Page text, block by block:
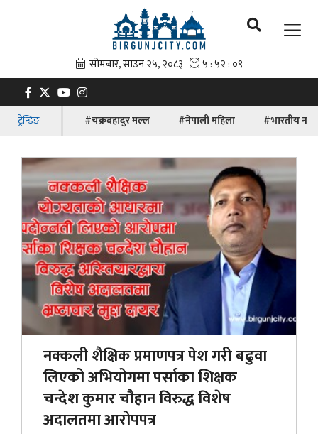
ट्रेन्डिङ #चक्रबहादुर मल्ल #नेपाली महिला #भारतीय
नक्कली शैक्षिक प्रमाणपत्र पेश गरी बढुवा
लिएको अभियोगमा पर्साका शिक्षक
चन्देश कुमार चौहान विरुद्ध विशेष
अदालतमा आरोपपत्र